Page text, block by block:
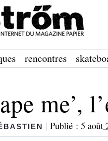
rencontres
me’,
| Publié : 5 août